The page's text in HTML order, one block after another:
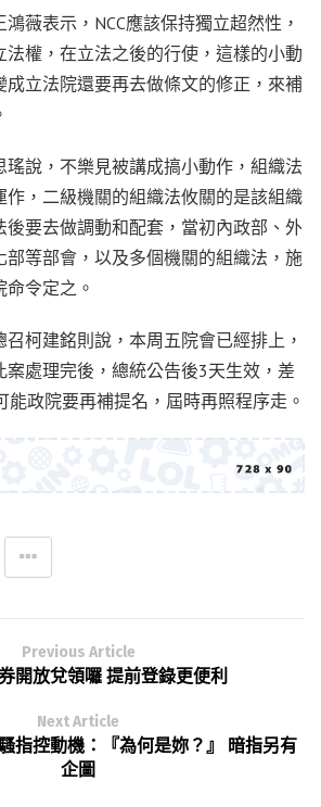
薇表示，NCC應該保持獨立超然性，
法權，在立法之後的行使，這樣的小動
成立法院還要再去做條文的修正，來補
瑤說，不樂見被講成搞小動作，組織法
作，二級機關的組織法攸關的是該組織
後要去做調動和配套，當初內政部、外
部等部會，以及多個機關的組織法，施
令定之。
柯建銘則說，本周五院會已經排上，
案處理完後，總統公告後3天生效，差
能政院要再補提名，屆時再照程序走。
Previous Article
開放兌領囉 提前登錄更便利
Next Article
指控動機：『為何是妳？』 暗指另有
企圖